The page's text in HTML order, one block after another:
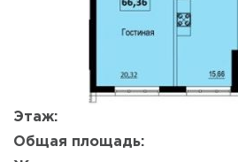
Этаж:
Общая площадь: